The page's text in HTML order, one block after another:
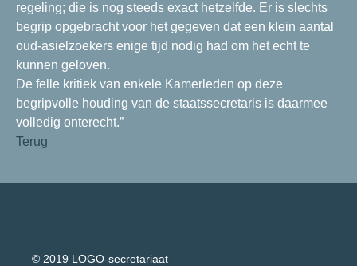
regeling; die is nog steeds exact hetzelfde. Er is slechts
begrip opgebracht voor het gegeven dat een klein aantal
oud-asielzoekers enige tijd nodig had om het echt te
kunnen geloven.
De felle kritiek van enkele Kamerleden op deze
begripvolle houding van de staatssecretaris is daarmee
volledig onterecht.”
Terug
© 2019 LOGO-secretariaat